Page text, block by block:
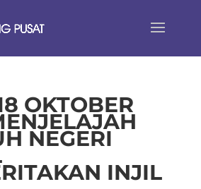
OKTOBER
NEGERI
INJIL